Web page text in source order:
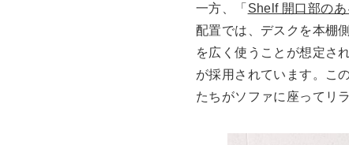
一方、「 Shelf 開口部のあ
配置では、デスクを本棚
を広く使うことが想定さ
が採用されています。こ
たちがソファに座ってリ